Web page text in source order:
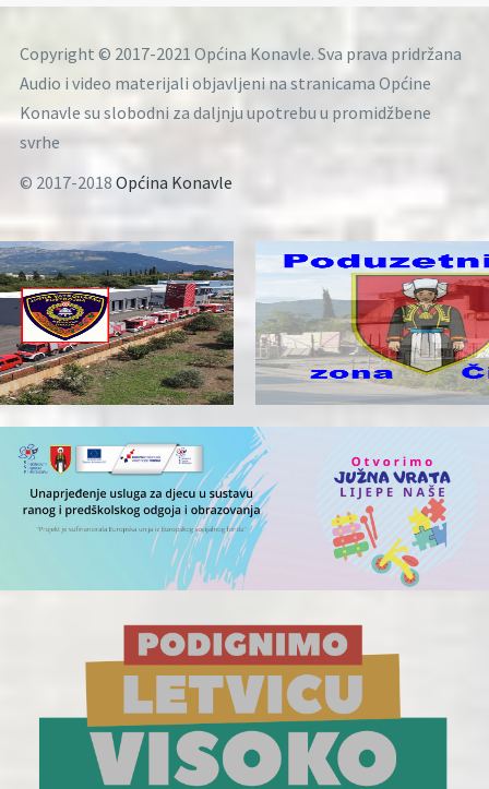
Copyright © 2017-2021 Općina Konavle. Sva prava pridržana
Audio i video materijali objavljeni na stranicama Općine
Konavle su slobodni za daljnju upotrebu u promidžbene
svrhe
© 2017-2018 Općina Konavle